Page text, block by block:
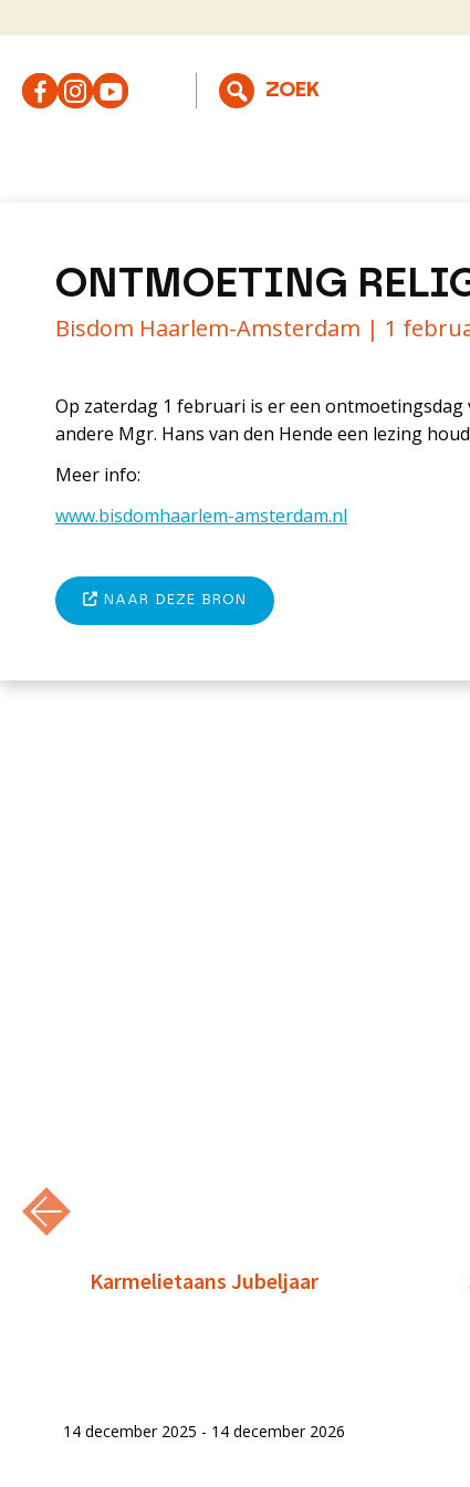
ONTMOETING
Bisdom Haarlem-Amsterdam | 1
Op zaterdag 1 februari is er een ontmoetingsdag
andere Mgr. Hans van den Hende een lezing
Meer info:
www.bisdomhaarlem-amsterdam.nl
NAAR DEZE BRON
Karmelietaans Jubeljaar
14 december 2025 - 14 december 2026